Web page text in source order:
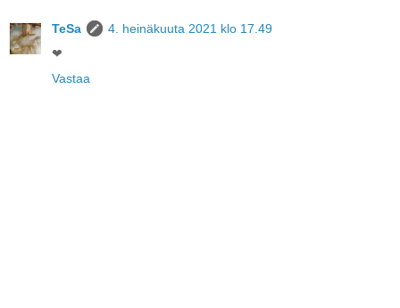
TeSa
4. heinäkuuta 2021 klo 17.49
❤
Vastaa